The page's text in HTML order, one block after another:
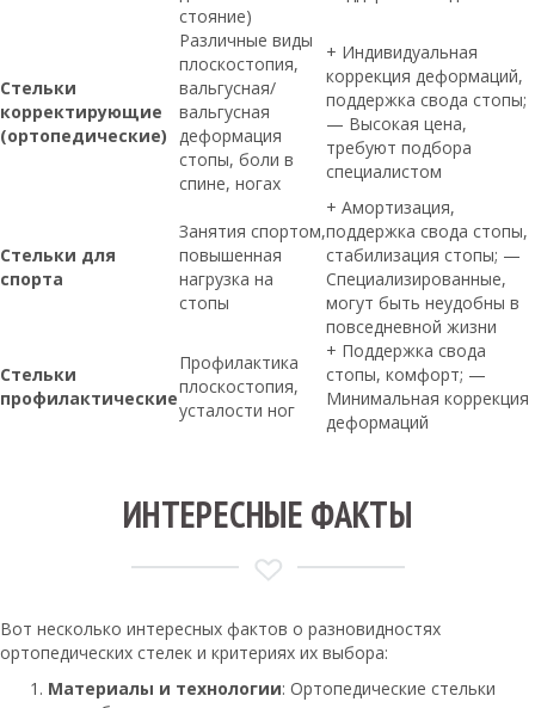
стояние)
Стельки
корректирующие
(ортопедические)
Различные виды
плоскостопия,
вальгусная/
вальгусная
деформация
стопы, боли в
спине, ногах
+ Индивидуальная
коррекция деформаций,
поддержка свода стопы;
— Высокая цена,
требуют подбора
специалистом
Стельки для
спорта
Занятия спортом,
повышенная
нагрузка на
стопы
+ Амортизация,
поддержка свода стопы,
стабилизация стопы; —
Специализированные,
могут быть неудобны в
повседневной жизни
Стельки
профилактические
Профилактика
плоскостопия,
усталости ног
+ Поддержка свода
стопы, комфорт; —
Минимальная коррекция
деформаций
ИНТЕРЕСНЫЕ ФАКТЫ
Вот несколько интересных фактов о разновидностях
ортопедических стелек и критериях их выбора:
Материалы и технологии: Ортопедические стельки